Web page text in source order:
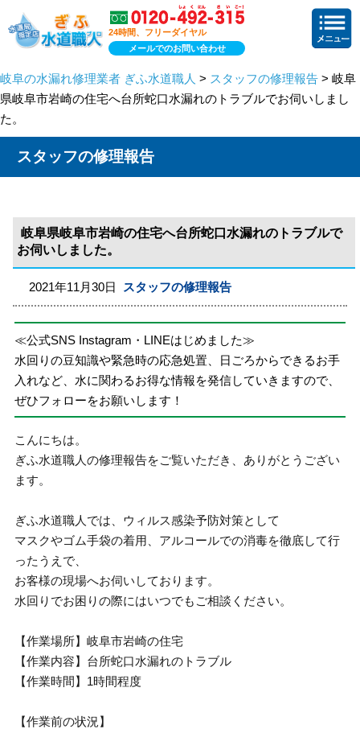
24時間、フリーダイヤル
メールでのお問い合わせ
岐阜の水漏れ修理業者 ぎふ水道職人 > スタッフの修理報告 > 岐阜
県岐阜市岩崎の住宅へ台所蛇口水漏れのトラブルでお伺いしまし
た。
スタッフの修理報告
岐阜県岐阜市岩崎の住宅へ台所蛇口水漏れのトラブルで
お伺いしました。
2021年11月30日 スタッフの修理報告
≪公式SNS Instagram・LINEはじめました≫
水回りの豆知識や緊急時の応急処置、日ごろからできるお手
入れなど、水に関わるお得な情報を発信していきますので、
ぜひフォローをお願いします！
こんにちは。
ぎふ水道職人の修理報告をご覧いただき、ありがとうござい
ます。
ぎふ水道職人では、ウィルス感染予防対策として
マスクやゴム手袋の着用、アルコールでの消毒を徹底して行
ったうえで、
お客様の現場へお伺いしております。
水回りでお困りの際にはいつでもご相談ください。
【作業場所】岐阜市岩崎の住宅
【作業内容】台所蛇口水漏れのトラブル
【作業時間】1時間程度
【作業前の状況】